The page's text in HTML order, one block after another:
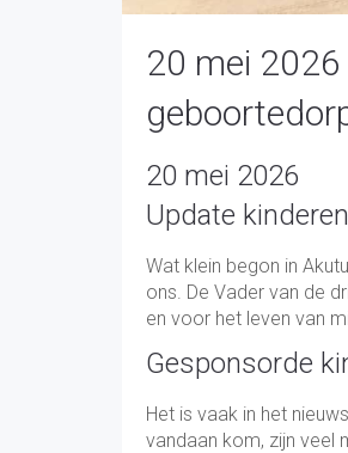
20 mei
20 mei 2026
Update
Wat klein begon in
ons. De Vader van de
en voor het leven van
Gesponsorde
Het is vaak in het
vandaan kom, zijn veel